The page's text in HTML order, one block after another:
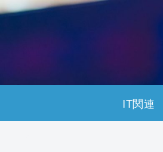
IT関連